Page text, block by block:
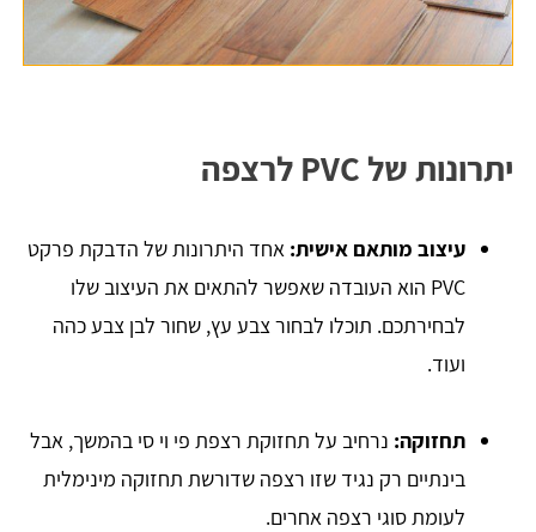
יתרונות של PVC לרצפה
עיצוב מותאם אישית: אחד היתרונות של הדבקת פרקט
PVC הוא העובדה שאפשר להתאים את העיצוב שלו
לבחירתכם. תוכלו לבחור צבע עץ, שחור לבן צבע כהה
ועוד.
תחזוקה: נרחיב על תחזוקת רצפת פי וי סי בהמשך, אבל
בינתיים רק נגיד שזו רצפה שדורשת תחזוקה מינימלית
לעומת סוגי רצפה אחרים.